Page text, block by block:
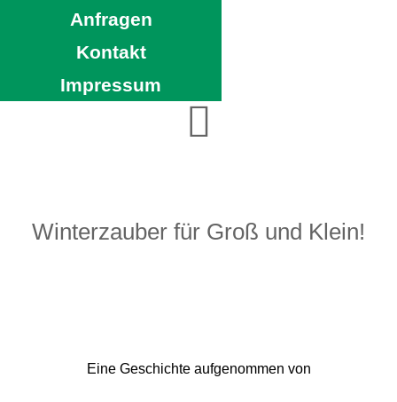
Anfragen
Kontakt
Impressum
Winterzauber für Groß und Klein!
Eine Geschichte aufgenommen von